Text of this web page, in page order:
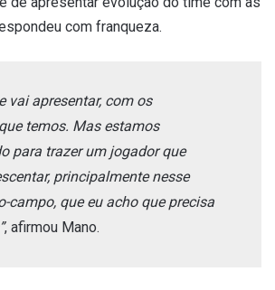
com franqueza.
vai apresentar, com os
temos. Mas estamos
para trazer um jogador que
principalmente nesse
campo, que eu acho que precisa
, afirmou Mano.